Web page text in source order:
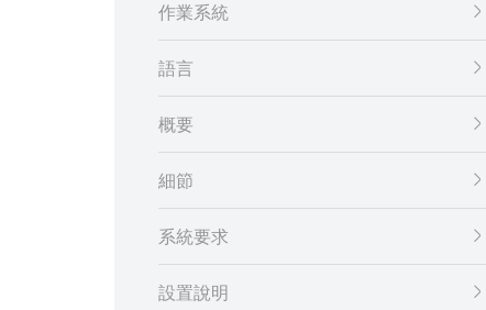
作業系統
語言
概要
細節
系統要求
設置說明